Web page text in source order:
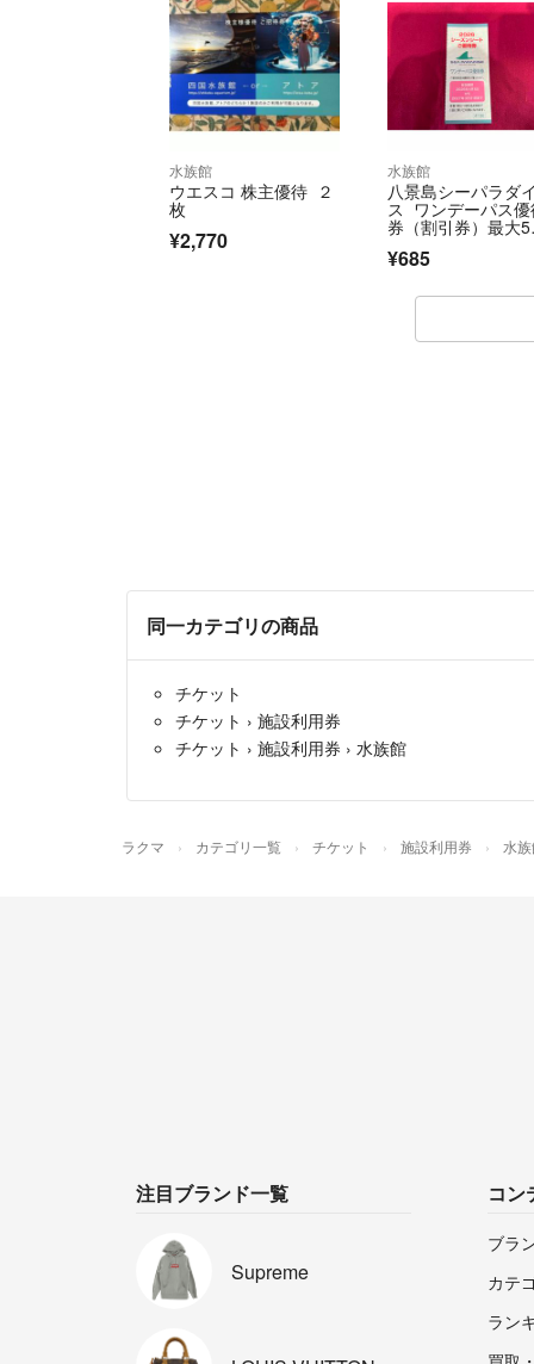
水族館
ウエスコ 株主優待 ２
枚
¥2,770
水族館
八景島シーパラダイ
ス ワンデーパス
券（割引券）最大5
¥685
同一カテゴリの商品
チケット
チケット › 施設利用券
チケット › 施設利用券 › 水族館
ラクマ カテゴリ一覧 チケット 施設利用券 水
注目ブランド一覧
Supreme
コン
ブラ
カテ
ラン